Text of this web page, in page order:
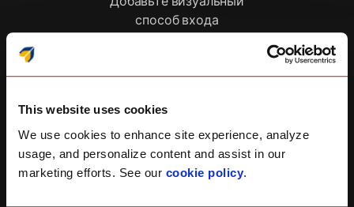
This website uses cookies
We use cookies to enhance site experience, analyze
usage, and personalize content and assist in our
marketing efforts. See our cookie policy.
способ входа
Ограничить/Разрешить
Ограничьте вход в систему
определенными